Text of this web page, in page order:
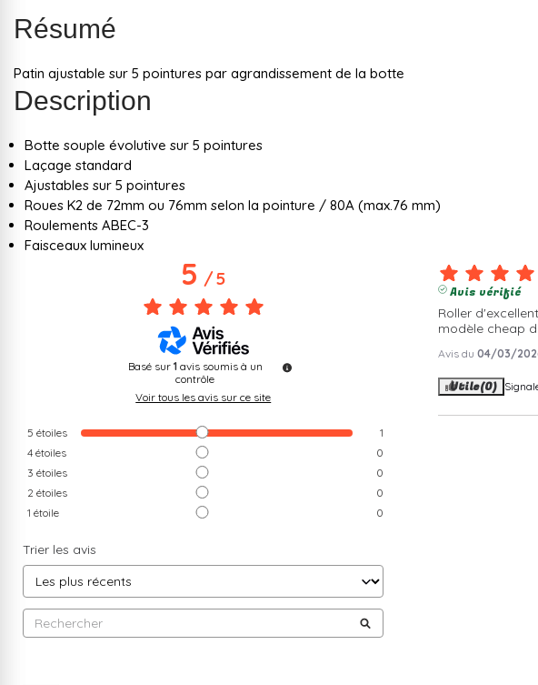
Résumé
Patin ajustable sur 5 pointures par agrandissement de la botte
Description
Botte souple évolutive sur 5 pointures
Laçage standard
Ajustables sur 5 pointures
Roues K2 de 72mm ou 76mm selon la pointure / 80A (max.76 mm)
Roulements ABEC-3
Faisceaux lumineux
5/5
Basé sur 1 avis soumis à un
contrôle
Voir tous les avis sur ce site
5 étoiles
1
4 étoiles
0
3 étoiles
0
2 étoiles
0
1 étoile 0
Trier les avis
Avis vérifié
Roller
modèle cheap
Avis du04/03/
Utile(0)